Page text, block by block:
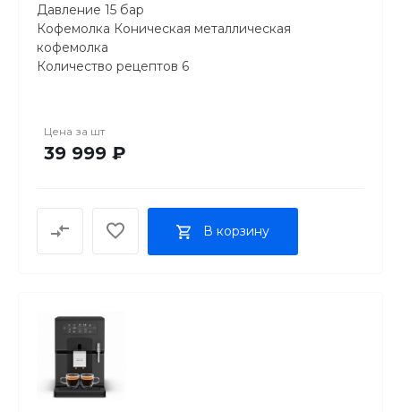
Давление 15 бар
Кофемолка Коническая металлическая
кофемолка
Количество рецептов 6
Персонализация Любимые рецепты
Контейнер для зёрен 275 г
Управление Электронное
Цена за шт
39 999 ₽
В корзину